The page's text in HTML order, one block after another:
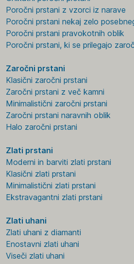
Poročni prstani z vzorci iz narave
Poročni prstani nekaj zelo
Poročni prstani pravokotnih oblik
Poročni prstani, ki se prilegajo
Zaročni prstani
Klasični zaročni prstani
Zaročni prstani z več kamni
Minimalistični zaročni prstani
Zaročni prstani naravnih oblik
Halo zaročni prstani
Zlati prstani
Moderni in barviti zlati prstani
Klasični zlati prstani
Minimalistični zlati prstani
Ekstravagantni zlati prstani
Zlati uhani
Zlati uhani z diamanti
Enostavni zlati uhani
Viseči zlati uhani